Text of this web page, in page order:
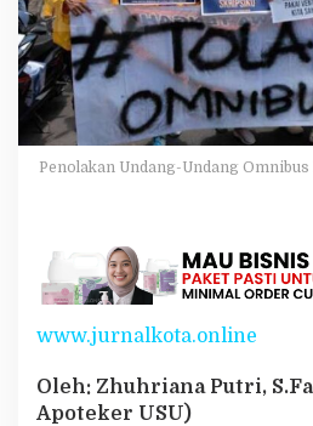
m
n
i
b
u
s
L
a
s
e
h
t
n
Penolakan Undang-Undang
www.jurnalkota.online
Oleh: Zhuhriana Putri,
Apoteker USU)